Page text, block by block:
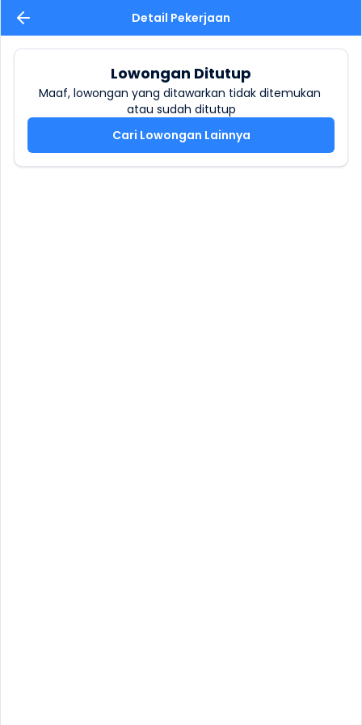
Detail Pekerjaan
Lowongan Ditutup
Maaf, lowongan yang ditawarkan tidak ditemukan
atau sudah ditutup
Cari Lowongan Lainnya